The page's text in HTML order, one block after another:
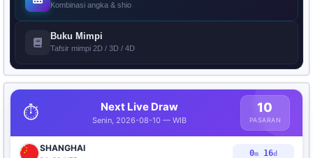
Kombinasi angka & shio
Buku Mimpi
Tafsir mimpi 2D / 3D / 4D
⏱️ Next Live Draw
Senin, 2026-08-10 — WIB
10
PASARAN
SHANGHAI
0m 14d